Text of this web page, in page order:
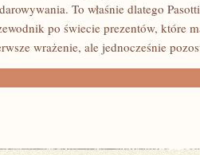
To właśnie dlatego
po świecie prezentów, które
wrażenie, ale jednocześnie